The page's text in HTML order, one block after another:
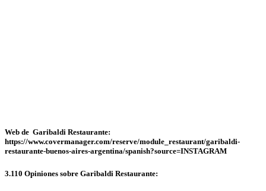
Web de Garibaldi Restaurante:
https://www.covermanager.com/reserve/module_restaurant/garibaldi-
restaurante-buenos-aires-argentina/spanish?source=INSTAGRAM
3.110 Opiniones sobre Garibaldi Restaurante: